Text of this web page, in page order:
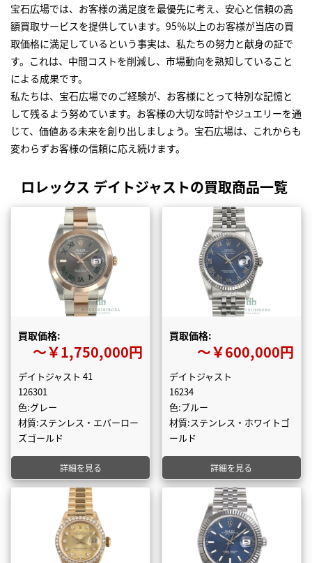
宝石広場では、お客様の満足度を最優先に考え、安心と信頼の高
額買取サービスを提供しています。95％以上のお客様が当店の買
取価格に満足しているという事実は、私たちの努力と献身の証で
す。これは、中間コストを削減し、市場動向を熟知していること
による成果です。
私たちは、宝石広場でのご経験が、お客様にとって特別な記憶と
して残るよう努めています。お客様の大切な時計やジュエリーを通
じて、価値ある未来を創り出しましょう。宝石広場は、これからも
変わらずお客様の信頼に応え続けます。
ロレックス デイトジャストの買取商品一覧
買取価格:
〜￥1,750,000円
デイトジャスト 41
126301
色:グレー
材質:ステンレス・エバーロー
ズゴールド
詳細を見る
買取価格:
〜￥600,000円
デイトジャスト
16234
色:ブルー
材質:ステンレス・ホワイトゴ
ールド
詳細を見る